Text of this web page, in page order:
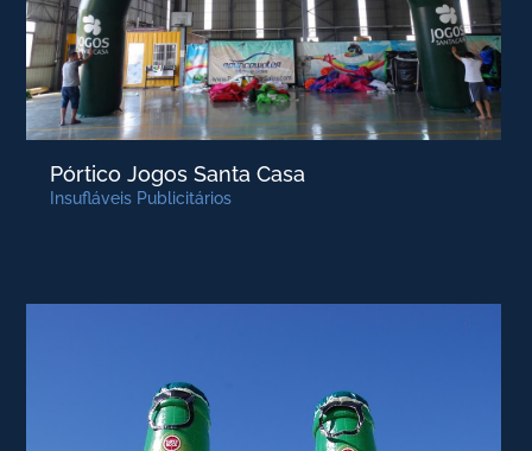
Pórtico Jogos Santa Casa
Insufláveis Publicitários